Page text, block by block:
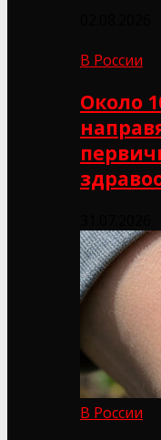
В России
Около
В России